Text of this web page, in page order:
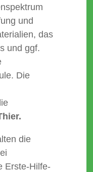
und
das
und ggf.
Die
die
Erste-Hilfe-